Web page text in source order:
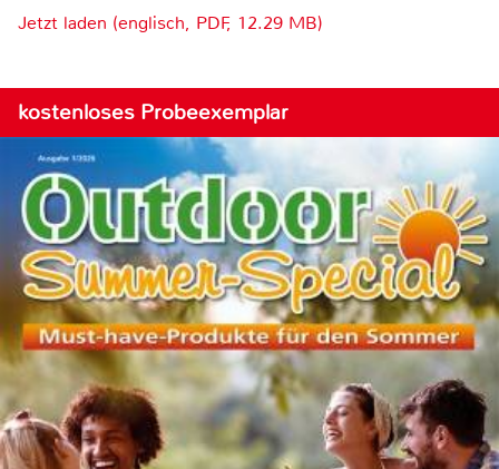
Jetzt laden (englisch, PDF, 12.29 MB)
kostenloses Probeexemplar